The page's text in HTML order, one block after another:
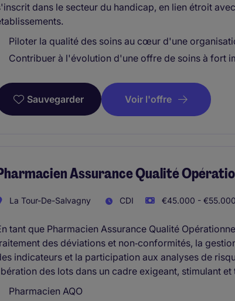
dans le secteur du handicap, en lien étroit
Piloter la qualité des soins au cœur d'une
Contribuer à l'évolution d'une offre de soins à fort
Sauvegarder Voir l'offre
Assurance Qualité
La Tour-De-Salvagny CDI €45.000 -
tant que Pharmacien Assurance Qualité
des déviations et non‑conformités, la
indicateurs et la participation aux analyses de
des lots dans un cadre exigeant, stimulant
Pharmacien AQO